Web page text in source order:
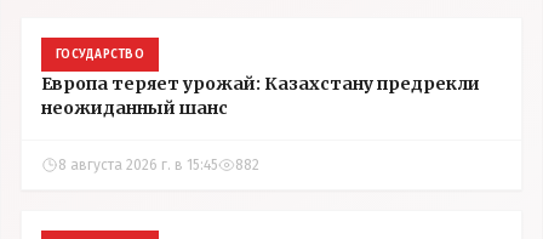
ГОСУДАРСТВО
Европа теряет урожай: Казахстану предрекли
неожиданный шанс
8 августа 2026 г. в 15:45 882